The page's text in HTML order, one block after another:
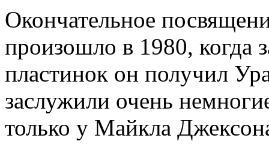
Окончательное
произошло в 1980, когда
пластинок он получил
заслужили очень
только у Майкла